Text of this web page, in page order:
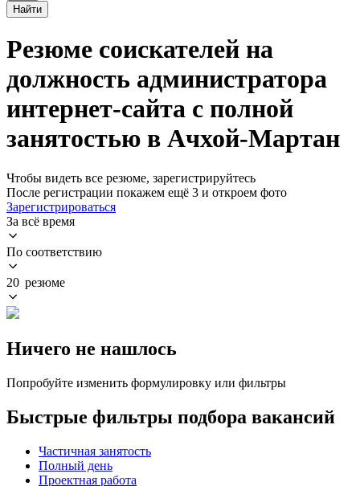
Найти
Резюме соискателей на
должность администратора
интернет-сайта с полной
занятостью в Ачхой-Мартан
Чтобы видеть все резюме, зарегистрируйтесь
После регистрации покажем ещё 3 и откроем фото
Зарегистрироваться
За всё время
По соответствию
20 резюме
Ничего не нашлось
Попробуйте изменить формулировку или фильтры
Быстрые фильтры подбора вакансий
Частичная занятость
Полный день
Проектная работа